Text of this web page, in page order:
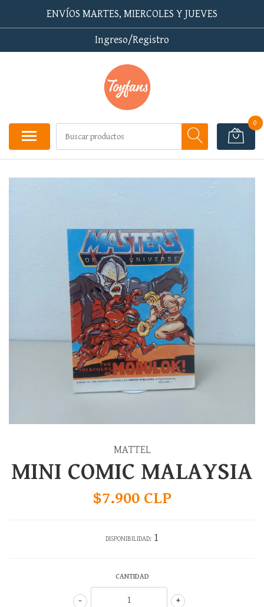
ENVÍOS MARTES, MIERCOLES Y JUEVES
Ingreso/Registro
0
MATTEL
MINI COMIC MALAYSIA
$7.900 CLP
DISPONIBILIDAD: 1
CANTIDAD
+
-